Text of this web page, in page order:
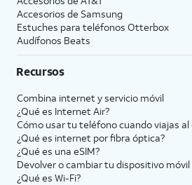
Accesorios de Samsung
Estuches para teléfonos Otterbox
Audífonos Beats
Recursos
Combina internet y servicio móvil
¿Qué es Internet Air?
Cómo usar tu teléfono cuando viajas
¿Qué es internet por fibra óptica?
¿Qué es una eSIM?
Devolver o cambiar tu dispositivo móvil
¿Qué es Wi-Fi?